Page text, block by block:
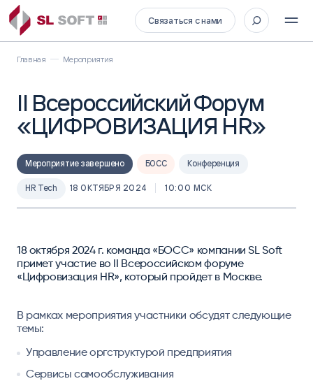
Связаться с нами
Главная Мероприятия
II Всероссийский Форум
«ЦИФРОВИЗАЦИЯ HR»
Мероприятие завершено БОСС Конференция
HR Tech 18 ОКТЯБРЯ 2024 10:00 МСК
18 октября 2024 г. команда «БОСС» компании SL Soft
примет участие во II Всероссийском форуме
«Цифровизация HR», который пройдет в Москве.
В рамках мероприятия участники обсудят следующие
темы:
Управление оргструктурой предприятия
Сервисы самообслуживания